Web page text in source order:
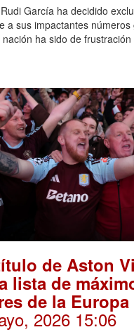
García ha decidido
a sus impactantes
ha sido de
de Aston
lista de
de la
2026 15:06